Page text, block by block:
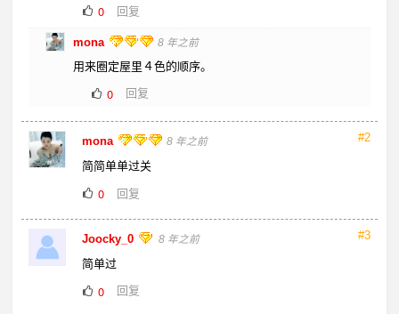
0
回复
mona 8 年之前
用来圈定屋里４色的顺序。
0
回复
#2
mona 8 年之前
简简单单过关
0
回复
#3
Joocky_0 8 年之前
简单过
0
回复